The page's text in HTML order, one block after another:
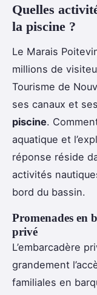
Quelles
la piscine ?
Le Marais
millions de
Tourisme de
ses canaux et ses
piscine.
aquatique et
réponse réside
activités
bord du bassin.
Promenades en
privé
L’embarcadère
grandement
familiales en